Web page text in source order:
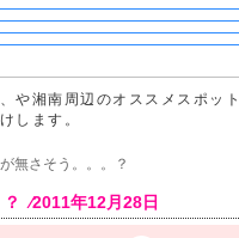
や湘南周辺のオススメスポッ
します。
無さそう。。。？
⁄2011年12月28日